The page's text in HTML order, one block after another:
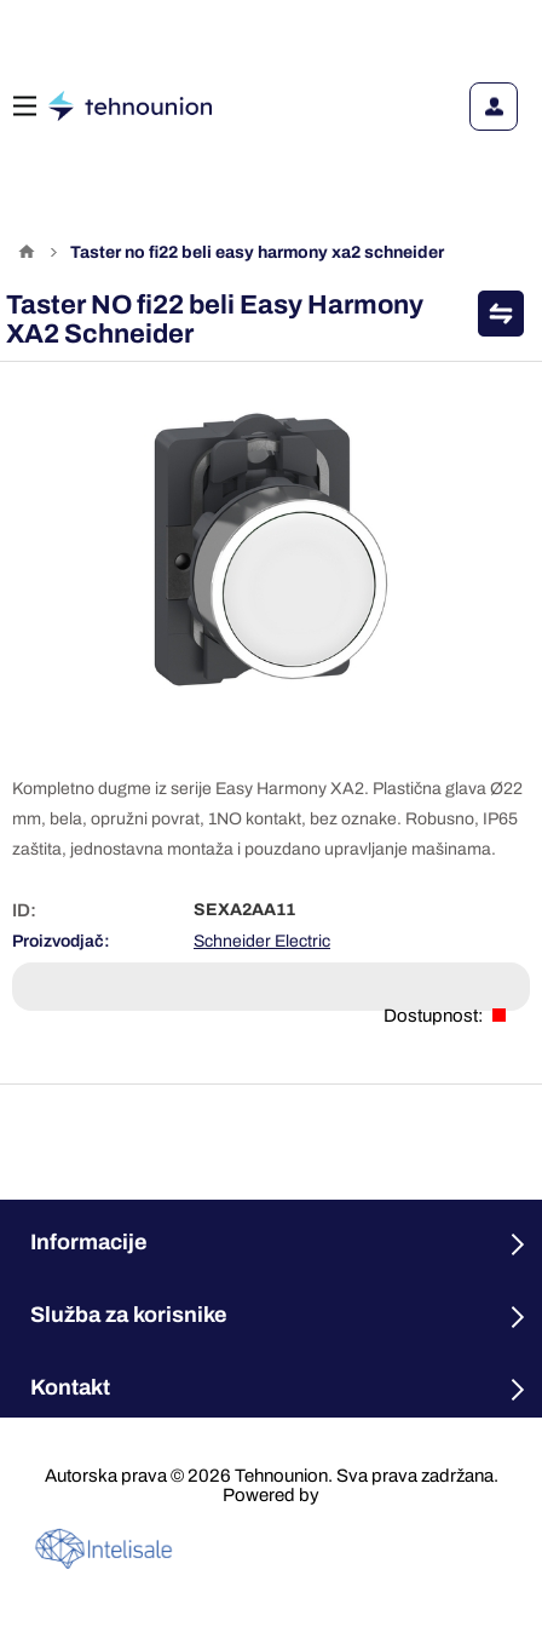
taster no fi22 beli easy harmony xa2 schneider
Taster NO fi22 beli Easy Harmony
XA2 Schneider
Kompletno dugme iz serije Easy Harmony XA2. Plastična glava Ø22
mm, bela, opružni povrat, 1NO kontakt, bez oznake. Robusno, IP65
zaštita, jednostavna montaža i pouzdano upravljanje mašinama.
ID:
SEXA2AA11
Proizvodjač:
Schneider Electric
Dostupnost:
Informacije
Služba za korisnike
Kontakt
Autorska prava © 2026 Tehnounion. Sva prava zadržana.
Powered by